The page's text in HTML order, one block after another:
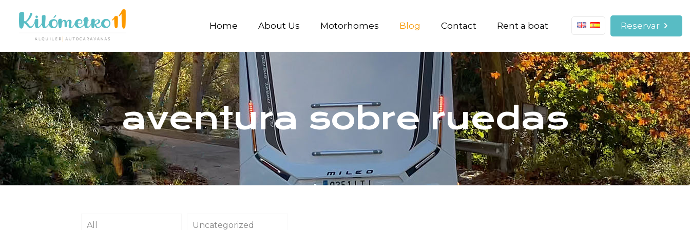
Home About Us Motorhomes Blog Contact Rent a boat Reservar
aventura sobre ruedas
All Uncategorized